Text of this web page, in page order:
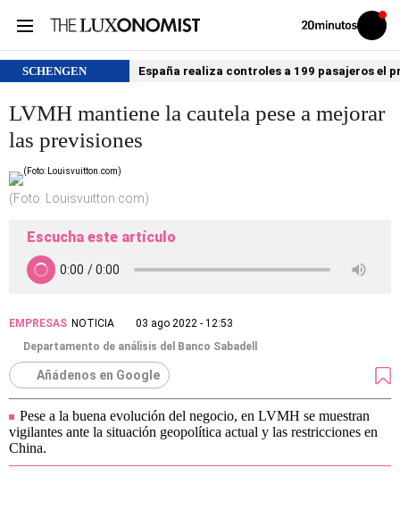
Volver
Iniciar
sesión
SCHENGEN España realiza controles a 199 pasajeros el
LVMH mantiene la cautela pese a mejorar
las previsiones
(Foto: Louisvuitton.com)
Escucha este artículo
EMPRESAS NOTICIA
03 ago 2022 - 12:53
Departamento de análisis del Banco Sabadell
Añádenos en Google
Pese a la buena evolución del negocio, en LVMH se muestran
vigilantes ante la situación geopolítica actual y las restricciones en
China.